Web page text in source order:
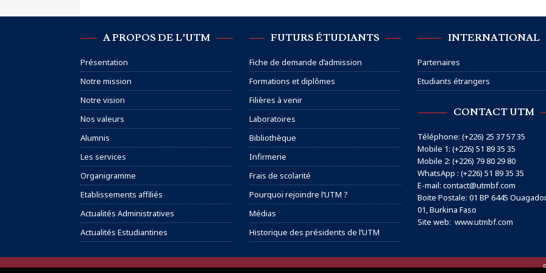
A PROPOS DE L’UTM
Présentation
Notre mission
Notre vision
Nos valeurs
Alumnis
Les services
Organigramme
Etablissements affiliés
Actualités Administratives
Actualités Estudiantines
FUTURS ÉTUDIANTS
Fiche de demande d’admission
Formations et diplômes
Filières à venir
Laboratoires
Bibliothèque
Infirmerie
Frais de scolarité
Pourquoi rejoindre l’UTM ?
Médias
Historique des présidents de l’UTM
INTERNATIONAL
Partenaires
Etudiants étrangers
CONTACT UTM
Téléphone: (+226) 25 37 57 35
Mobile 1: (+226) 51 89 35 35
Mobile 2: (+226) 79 80 29 80
WhatsApp : (+226) 51 89 35 35
E-mail: contact@utmbf.com
Boite Postale: 01 BP 6445
01, Burkina Faso
Site web:www.utmbf.com